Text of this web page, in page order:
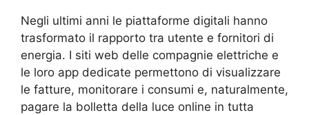
Negli ultimi anni le piattaforme digitali hanno
trasformato il rapporto tra utente e fornitori di
energia. I siti web delle compagnie elettriche e
le loro app dedicate permettono di visualizzare
le fatture, monitorare i consumi e, naturalmente,
pagare la bolletta della luce online in tutta